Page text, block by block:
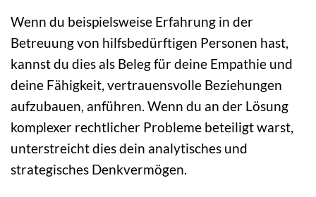
Wenn du beispielsweise Erfahrung in der
Betreuung von hilfsbedürftigen Personen hast,
kannst du dies als Beleg für deine Empathie und
deine Fähigkeit, vertrauensvolle Beziehungen
aufzubauen, anführen. Wenn du an der Lösung
komplexer rechtlicher Probleme beteiligt warst,
unterstreicht dies dein analytisches und
strategisches Denkvermögen.